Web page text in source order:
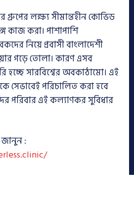
গ্রুপের লক্ষ্য সীমান্তহীন কোভিড
কাজ করা। পাশাপাশি
নিয়ে প্রবাসী বাংলাদেশী
গড়ে তোলা। কারণ এসব
হচ্ছে সারবিশ্বের অবকাঠামো। এই
সেভাবেই পরিচালিত করা হবে
পরিবার এই কল্যাণকর সুবিধার
: